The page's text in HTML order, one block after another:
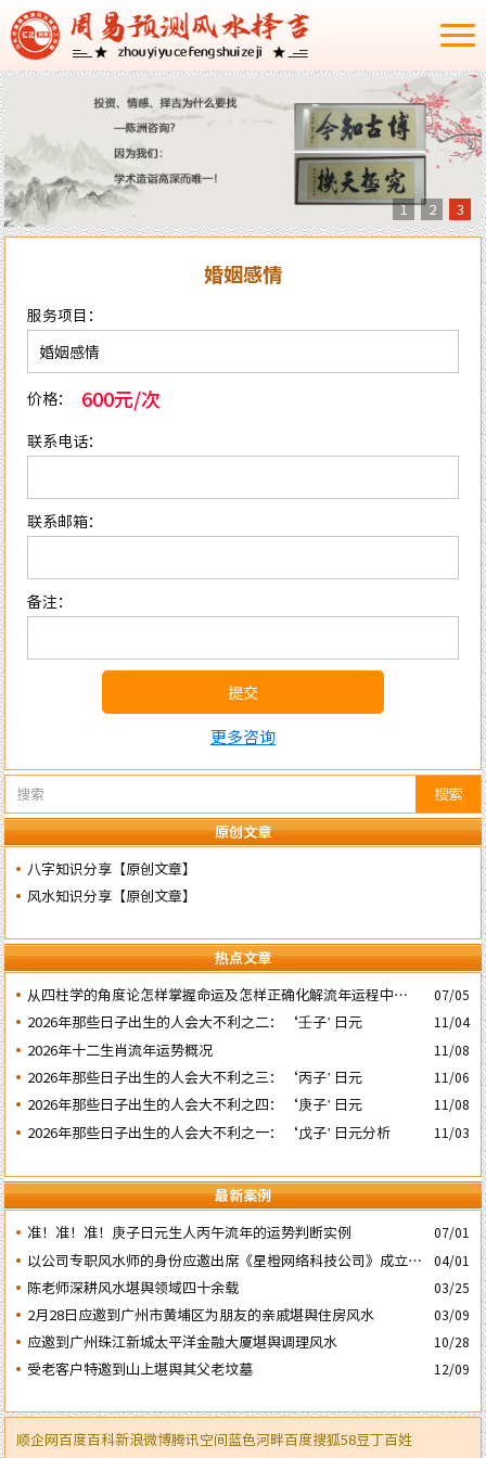
1 2 3
搜索
原创文章
八字知识分享【原创文章】
风水知识分享【原创文章】
热点文章
​从四柱学的角度论怎样掌握命运及怎样正确化解流年运程中的灾
祸
07/05
2026年那些日子出生的人会大不利之二：‘壬子’ 日元 11/04
2026年十二生肖流年运势概况 11/08
2026年那些日子出生的人会大不利之三：‘丙子’ 日元 11/06
2026年那些日子出生的人会大不利之四：‘庚子’ 日元 11/08
2026年那些日子出生的人会大不利之一：‘戊子’ 日元分析 11/03
最新案例
准！准！准！庚子日元生人丙午流年的运势判断实例
07/01
以公司专职风水师的身份应邀出席《星橙网络科技公司》成立5
周年庆典
04/01
陈老师深耕风水堪舆领域四十余载 03/25
2月28日应邀到广州市黄埔区为朋友的亲戚堪舆住房风水 03/09
应邀到广州珠江新城太平洋金融大厦堪舆调理风水 10/28
受老客户特邀到山上堪舆其父老坟墓 12/09
婚姻感情
服务项目：
价格： 600元/次
联系电话：
联系邮箱：
备注：
提交
更多咨询
顺企网百度百科新浪微博腾讯空间蓝色河畔百度搜狐58豆丁百姓